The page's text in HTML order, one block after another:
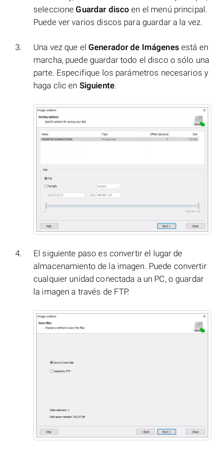
seleccioneGuardar disco en el menú principal.
Puede ver varios discos para guardar a la vez.
Una vez que el Generador de Imágenes está en
marcha, puede guardar todo el disco o sólo una
parte. Especifique los parámetros necesarios y
haga clic en Siguiente.
El siguiente paso es convertir el lugar de
almacenamiento de la imagen. Puede convertir
cualquier unidad conectada a un PC, o guardar
la imagen a través de FTP.